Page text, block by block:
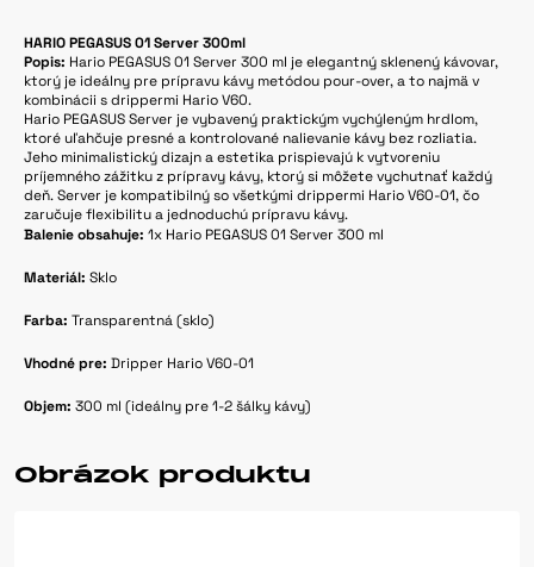
HARIO PEGASUS 01 Server 300ml
Popis: Hario PEGASUS 01 Server 300 ml je elegantný sklenený kávovar,
ktorý je ideálny pre prípravu kávy metódou pour-over, a to najmä v
kombinácii s drippermi Hario V60.
Hario PEGASUS Server je vybavený praktickým vychýleným hrdlom,
ktoré uľahčuje presné a kontrolované nalievanie kávy bez rozliatia.
Jeho minimalistický dizajn a estetika prispievajú k vytvoreniu
príjemného zážitku z prípravy kávy, ktorý si môžete vychutnať každý
deň. Server je kompatibilný so všetkými drippermi Hario V60-01, čo
zaručuje flexibilitu a jednoduchú prípravu kávy.
Balenie obsahuje: 1x Hario PEGASUS 01 Server 300 ml
Materiál: Sklo
Farba: Transparentná (sklo)
Vhodné pre: Dripper Hario V60-01
Objem: 300 ml (ideálny pre 1-2 šálky kávy)
Obrázok produktu